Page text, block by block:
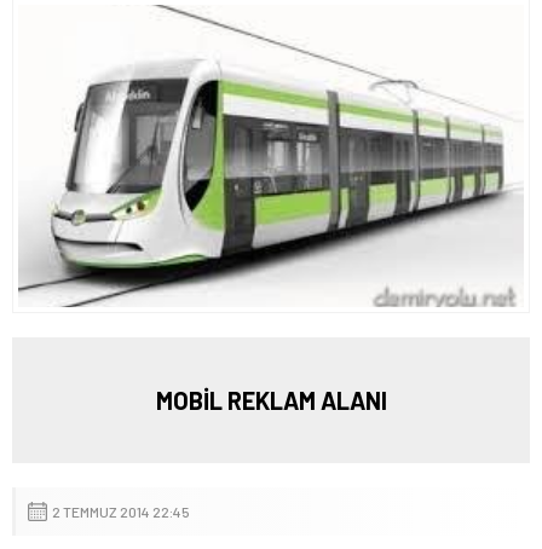
MOBİL REKLAM ALANI
2 TEMMUZ 2014 22:45